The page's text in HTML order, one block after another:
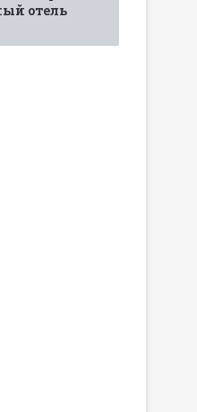
отель